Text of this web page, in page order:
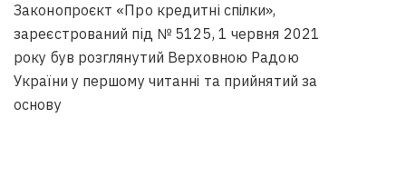
Законопроєкт «Про кредитні спілки»,
зареєстрований під № 5125, 1 червня 2021
року був розглянутий Верховною Радою
України у першому читанні та прийнятий за
основу